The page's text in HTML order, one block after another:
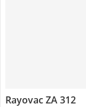
Rayovac ZA 312